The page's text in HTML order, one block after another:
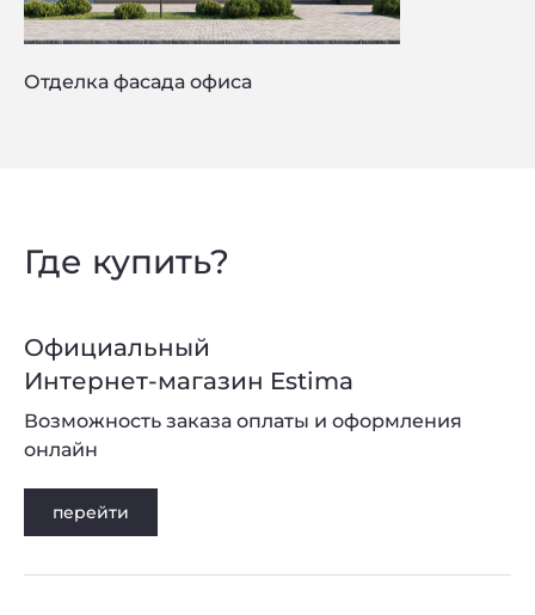
Отделка фасада офиса
Где купить?
Официальный
Интернет-магазин Estima
перейти
Возможность заказа оплаты и оформления
онлайн